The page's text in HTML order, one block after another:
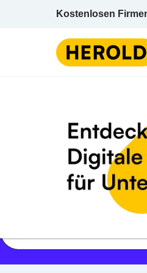
Kostenlosen